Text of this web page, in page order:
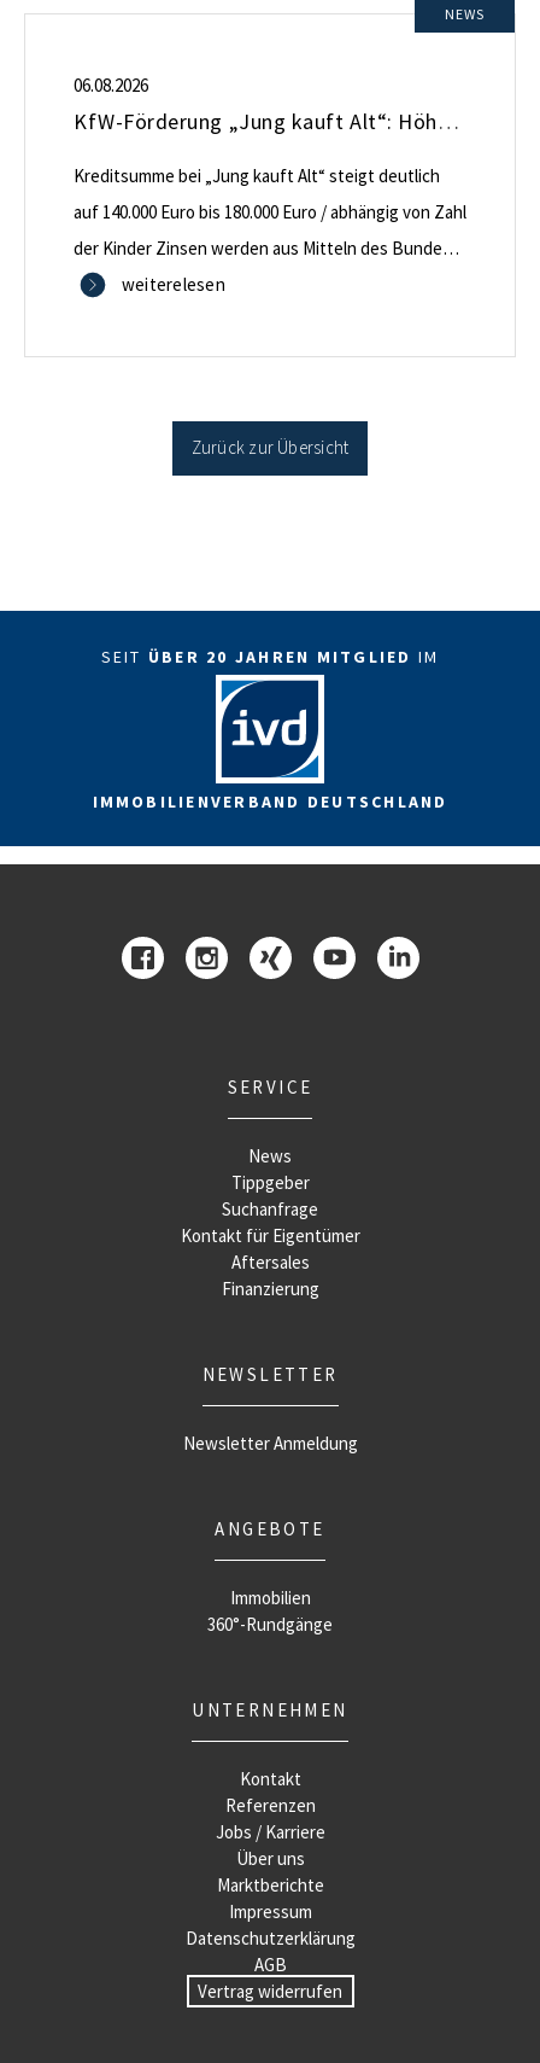
NEWS
06.08.2026
KfW-Förderung „Jung kauft Alt“: Höhere Kredite ab August 2026
Kreditsumme bei „Jung kauft Alt“ steigt deutlich
auf 140.000 Euro bis 180.000 Euro / abhängig von Zahl
der Kinder Zinsen werden aus Mitteln des Bundes
verbilligt: Heutiger Zins bei 0,53 Prozent effektiv bei
Antragstellende verpflichten sich zu energetischer
Sanierung in Einzelmaßnahmen […]
weiterelesen
Zurück zur Übersicht
SEIT ÜBER 20 JAHREN MITGLIED IM
IMMOBILIENVERBAND DEUTSCHLAND
SERVICE
News
Tippgeber
Suchanfrage
Kontakt für Eigentümer
Aftersales
Finanzierung
NEWSLETTER
Newsletter Anmeldung
ANGEBOTE
Immobilien
360°-Rundgänge
UNTERNEHMEN
Kontakt
Referenzen
Jobs / Karriere
Über uns
Marktberichte
Impressum
Datenschutzerklärung
AGB
Vertrag widerrufen